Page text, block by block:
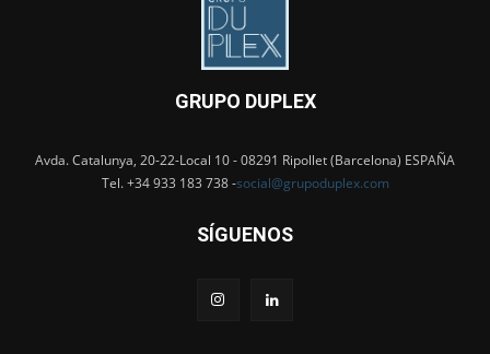
GRUPO DUPLEX
Avda. Catalunya, 20-22-Local 10 - 08291 Ripollet (Barcelona) ESPAÑA
Tel. +34 933 183 738 -social@grupoduplex.com
SÍGUENOS